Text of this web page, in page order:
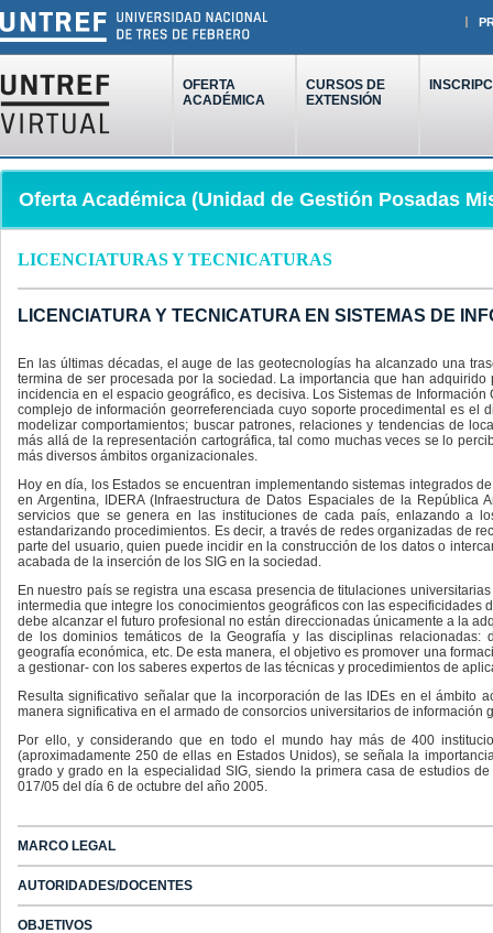
OFERTA
ACADÉMICA
CURSOS DE
EXTENSIÓN
Oferta Académica (Unidad de Gestión Posadas
LICENCIATURAS Y TECNICATURAS
LICENCIATURA Y TECNICATURA EN SISTEMAS DE
En las últimas décadas, el auge de las geotecnologías ha alcanzado una
termina de ser procesada por la sociedad. La importancia que han
incidencia en el espacio geográfico, es decisiva. Los Sistemas de
complejo de información georreferenciada cuyo soporte procedimental es
modelizar comportamientos; buscar patrones, relaciones y tendencias de
más allá de la representación cartográfica, tal como muchas veces se lo
más diversos ámbitos organizacionales.
Hoy en día, los Estados se encuentran implementando sistemas integrados
en Argentina, IDERA (Infraestructura de Datos Espaciales de la
servicios que se genera en las instituciones de cada país, enlazando a
estandarizando procedimientos. Es decir, a través de redes organizadas de
parte del usuario, quien puede incidir en la construcción de los datos o
acabada de la inserción de los SIG en la sociedad.
En nuestro país se registra una escasa presencia de titulaciones
intermedia que integre los conocimientos geográficos con las especificidades
debe alcanzar el futuro profesional no están direccionadas únicamente a la
de los dominios temáticos de la Geografía y las disciplinas relacionadas:
geografía económica, etc. De esta manera, el objetivo es promover una
a gestionar- con los saberes expertos de las técnicas y procedimientos de
Resulta significativo señalar que la incorporación de las IDEs en el ámbito
manera significativa en el armado de consorcios universitarios de información
Por ello, y considerando que en todo el mundo hay más de 400
(aproximadamente 250 de ellas en Estados Unidos), se señala la
grado y grado en la especialidad SIG, siendo la primera casa de estudios
017/05 del día 6 de octubre del año 2005.
MARCO LEGAL
AUTORIDADES/DOCENTES
OBJETIVOS